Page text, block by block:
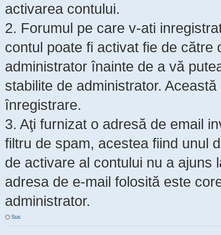
activarea contului.
2. Forumul pe care v-ati
contul poate fi activat fie de
administrator înainte de a vă
stabilite de administrator.
înregistrare.
3. Aţi furnizat o adresă de email
filtru de spam, acestea fiind unul
de activare al contului nu a ajuns
adresa de e-mail folosită este
administrator.
Sus